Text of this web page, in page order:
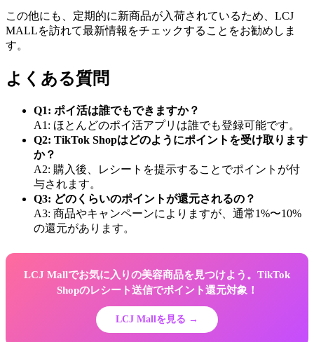
この他にも、定期的に新商品が入荷されているため、LCJ
MALLを訪れて最新情報をチェックすることをお勧めしま
す。
よくある質問
Q1: ポイ活は誰でもできますか？
A1: ほとんどのポイ活アプリは誰でも登録可能です。
Q2: TikTok Shopはどのようにポイントを受け取ります
か？
A2: 購入後、レシートを提示することでポイントが付
与されます。
Q3: どのくらいのポイントが還元されるの？
A3: 商品やキャンペーンによりますが、通常1%〜10%
の還元があります。
LCJ Mallでお気に入りの美容商品を見つけよう。TikTok
Shopのレシート送信でポイント還元対象！
LCJ Mallを見る →